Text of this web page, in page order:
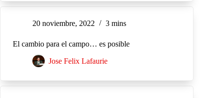
20 noviembre, 2022 3 mins
El cambio para el campo… es posible
Jose Felix Lafaurie